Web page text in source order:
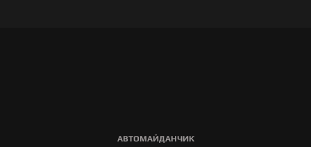
АВТОМАЙДАНЧИК